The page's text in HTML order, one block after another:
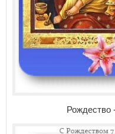
Рождество